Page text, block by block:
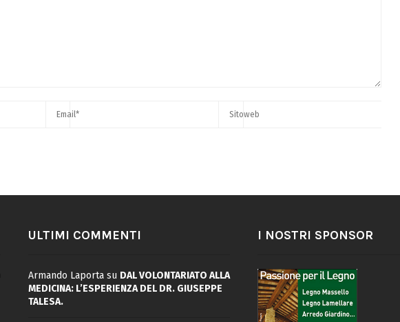
ULTIMI COMMENTI
Armando Laportasu DAL VOLONTARIATO ALLA
MEDICINA: L’ESPERIENZA DEL DR. GIUSEPPE
TALESA.
I NOSTRI SPONSOR